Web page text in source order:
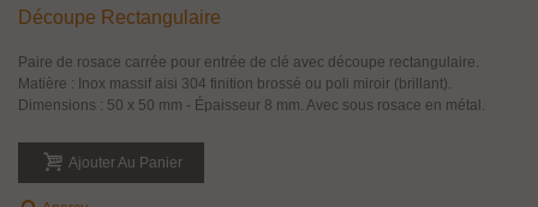
Découpe Rectangulaire
Paire de rosace carrée pour entrée de clé avec découpe rectangulaire.
Matière : Inox massif aisi 304 finition brossé ou poli miroir (brillant).
Dimensions : 50 x 50 mm - Épaisseur 8 mm. Avec sous rosace en métal.
Ajouter Au Panier